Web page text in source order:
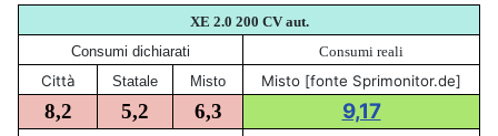
XE 2.0 200 CV aut.
Consumi dichiarati
Consumi reali
Città Statale Misto Misto [fonte Sprimonitor.de]
8,2 5,2 6,3 9,17